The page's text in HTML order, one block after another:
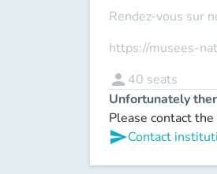
Rendez-vous sur
https://musees-
person 40 seats
Unfortunately
Please contact
sendContact